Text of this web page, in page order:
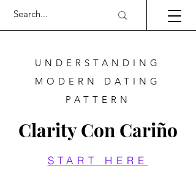
UNDERSTANDING
MODERN DATING
PATTERN
Clarity Con Cariño
START HERE